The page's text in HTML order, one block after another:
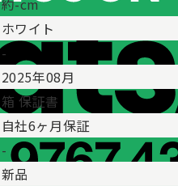
約-cm
ホワイト
-
2025年08月
箱 保証書
自社6ヶ月保証
-
新品